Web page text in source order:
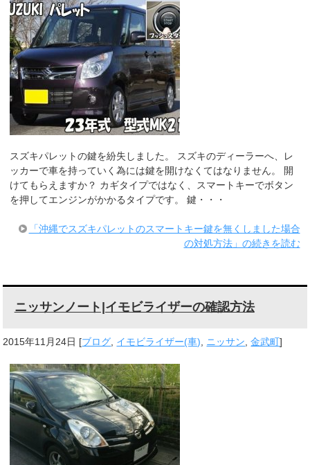
スズキパレットの鍵を紛失しました。 スズキのディーラーへ、レ
ッカーで車を持っていく為には鍵を開けなくてはなりません。 開
けてもらえますか？ カギタイプではなく、スマートキーでボタン
を押してエンジンがかかるタイプです。 鍵・・・
「沖縄でスズキパレットのスマートキー鍵を無くしました場合
の対処方法」の続きを読む
ニッサンノート|イモビライザーの確認方法
2015年11月24日 [ブログ イモビライザー(車) ニッサン ,金武町]